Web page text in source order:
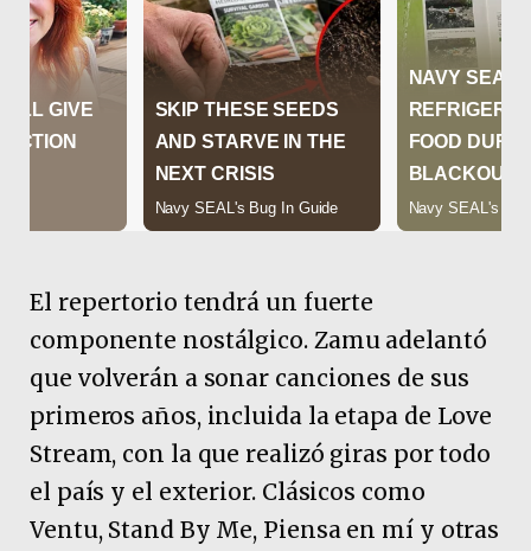
El repertorio tendrá un fuerte
componente nostálgico. Zamu adelantó
que volverán a sonar canciones de sus
primeros años, incluida la etapa de Love
Stream, con la que realizó giras por todo
el país y el exterior. Clásicos como
Ventu, Stand By Me, Piensa en mí y otras